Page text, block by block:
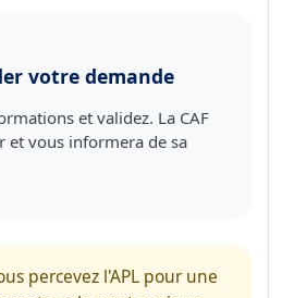
votre demande
et validez. La CAF
et vous informera de sa
percevez l'APL pour une